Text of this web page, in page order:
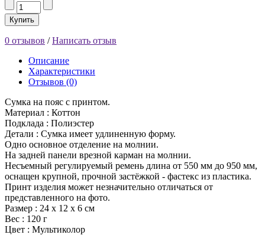
Купить
0 отзывов /Написать отзыв
Описание
Характеристики
Отзывов (0)
Сумка на пояс с принтом.
Материал : Коттон
Подклада : Полиэстер
Детали : Сумка имеет удлиненную форму.
Одно основное отделение на молнии.
На задней панели врезной карман на молнии.
Несъемный регулируемый ремень длина от 550 мм до 950 мм,
оснащен крупной, прочной застёжкой - фастекс из пластика.
Принт изделия может незначительно отличаться от
представленного на фото.
Размер : 24 х 12 х 6 см
Вес : 120 г
Цвет : Мультиколор